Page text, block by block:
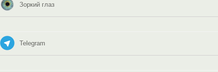
Зоркий глаз
Telegram